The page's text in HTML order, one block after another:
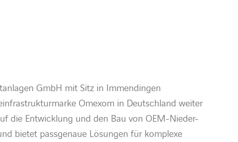
GmbH mit Sitz in Immendingen
marke Omexom in Deutschland weiter
die Entwicklung und den Bau von OEM-Nieder-
bietet passgenaue Lösungen für komplexe